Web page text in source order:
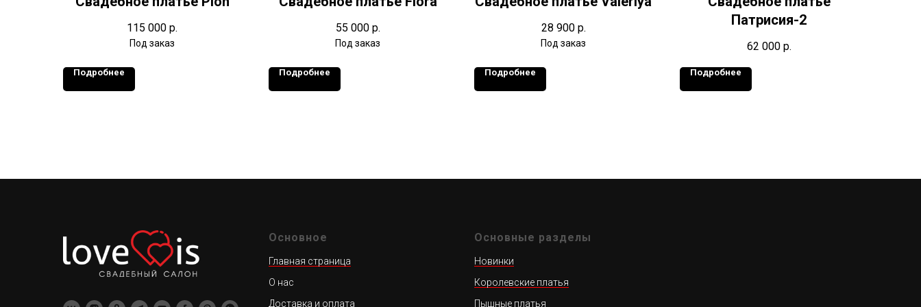
115 000 р.
Подробнее
55 000 р.
Подробнее
28 900 р.
Подробнее
Патрисия-2
62 000 р.
Подробнее
Основное
Главная страница
О нас
Доставка и оплата
Основные разделы
Новинки
Королевские платья
Пышные платья